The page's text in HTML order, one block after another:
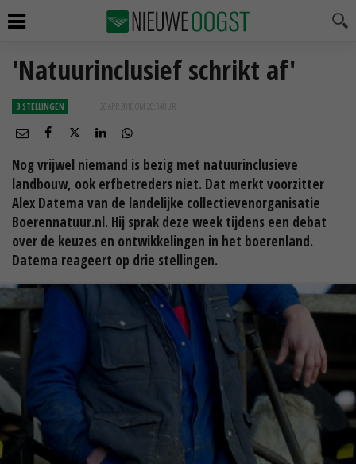
'Natuurinclusief schrikt af'
3 STELLINGEN 26 APR 2016 OM 20:34
Nog vrijwel niemand is bezig met natuurinclusieve
landbouw, ook erfbetreders niet. Dat merkt voorzitter
Alex Datema van de landelijke collectievenorganisatie
Boerennatuur.nl. Hij sprak deze week tijdens een debat
over de keuzes en ontwikkelingen in het boerenland.
Datema reageert op drie stellingen.